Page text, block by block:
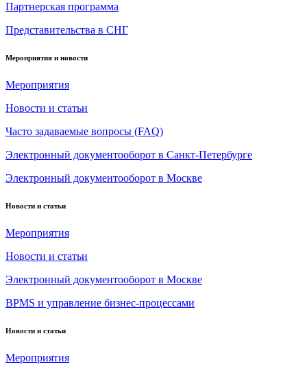
Партнерская программа
Представительства в СНГ
Мероприятия и новости
Мероприятия
Новости и статьи
Часто задаваемые вопросы (FAQ)
Электронный документооборот в Санкт-Петербурге
Электронный документооборот в Москве
Новости и статьи
Мероприятия
Новости и статьи
Электронный документооборот в Москве
BPMS и управление бизнес-процессами
Новости и статьи
Мероприятия